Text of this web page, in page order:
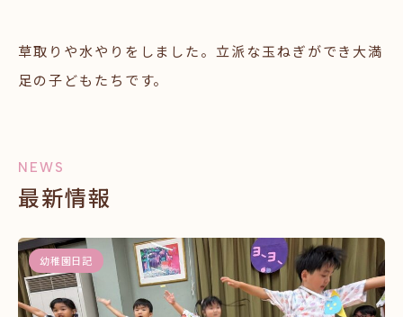
草取りや水やりをしました。立派な玉ねぎができ大満
足の子どもたちです。
NEWS
最新情報
幼稚園日記